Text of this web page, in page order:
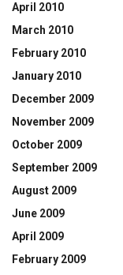
April 2010
March 2010
February 2010
January 2010
December 2009
November 2009
October 2009
September 2009
August 2009
June 2009
April 2009
February 2009